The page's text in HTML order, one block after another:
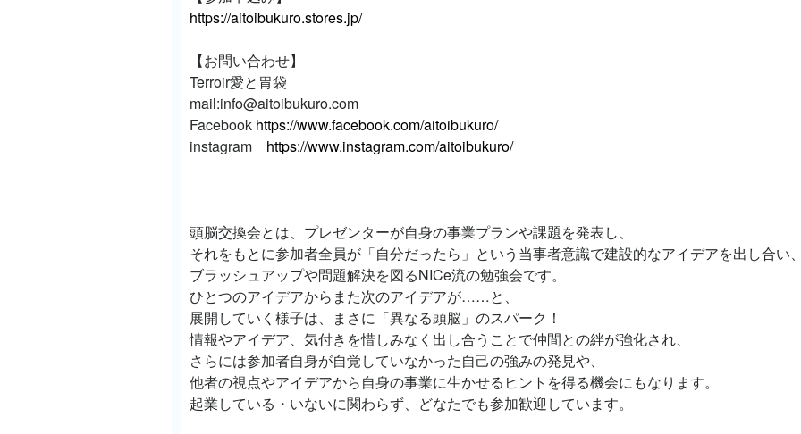
https://aitoibukuro.stores.jp/
【お問い合わせ】
Terroir愛と胃袋
mail:info@aitoibukuro.com
Facebook https://www.facebook.com/aitoibukuro/
instagram https://www.instagram.com/aitoibukuro/
頭脳交換会とは、プレゼンターが自身の事業プランや課題を発表し、
それをもとに参加者全員が「自分だったら」という当事者意識で建設的なアイデアを出し合い
ブラッシュアップや問題解決を図るNICe流の勉強会です。
ひとつのアイデアからまた次のアイデアが……と、
展開していく様子は、まさに「異なる頭脳」のスパーク！
情報やアイデア、気付きを惜しみなく出し合うことで仲間との絆が強化され、
さらには参加者自身が自覚していなかった自己の強みの発見や、
他者の視点やアイデアから自身の事業に生かせるヒントを得る機会にもなります。
起業している・いないに関わらず、どなたでも参加歓迎しています。